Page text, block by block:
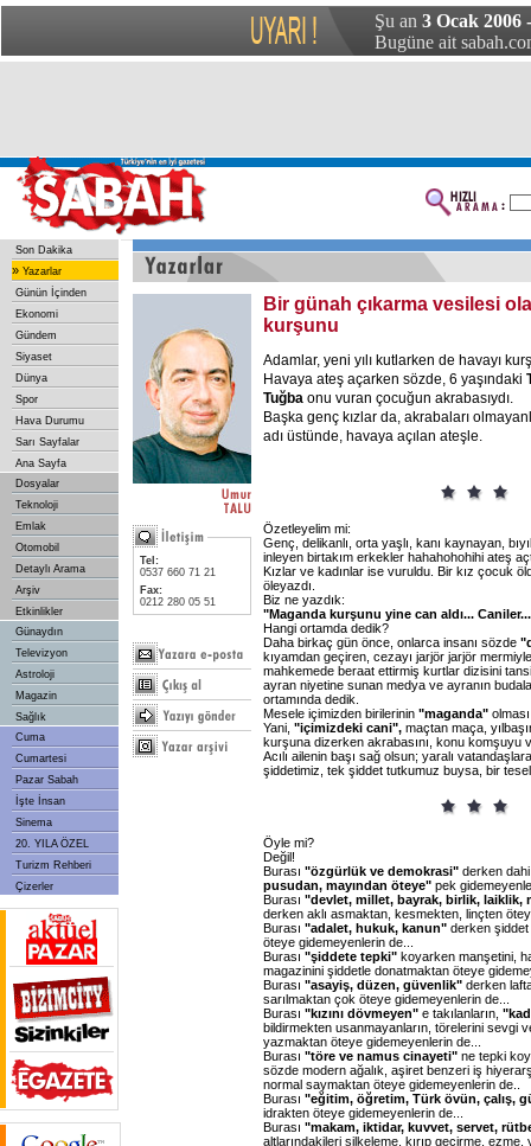
Şu an 3 Ocak 2006
Bugüne ait
Son Dakika
» Yazarlar
Günün İçinden
Ekonomi
Gündem
Siyaset
Dünya
Spor
Hava Durumu
Sarı Sayfalar
Ana Sayfa
Dosyalar
Teknoloji
Emlak
Otomobil
Detaylı Arama
Arşiv
Etkinlikler
Günaydın
Televizyon
Astroloji
Magazin
Sağlık
Cuma
Cumartesi
Pazar Sabah
İşte İnsan
Sinema
20. YILA ÖZEL
Turizm Rehberi
Çizerler
Tel:
0537 660 71 21
Fax:
0212 280 05 51
Bir günah çıkarma vesilesi
kurşunu
Adamlar, yeni yılı kutlarken de havayı
Havaya ateş açarken sözde, 6 yaşındaki
Tuğba onu vuran çocuğun akrabasıydı.
Başka genç kızlar da, akrabaları
adı üstünde, havaya açılan ateşle.
Özetleyelim mi:
Genç, delikanlı, orta yaşlı, kanı kaynayan,
inleyen birtakım erkekler hahahohohihi ateş
Kızlar ve kadınlar ise vuruldu. Bir kız çocuk
öleyazdı.
Biz ne yazdık:
"Maganda kurşunu yine can aldı...
Hangi ortamda dedik?
Daha birkaç gün önce, onlarca insanı sözde
kıyamdan geçiren, cezayı jarjör jarjör
mahkemede beraat ettirmiş kurtlar dizisini
ayran niyetine sunan medya ve ayranın
ortamında dedik.
Mesele içimizden birilerinin "maganda"
Yani, "içimizdeki cani", maçtan maça,
kurşuna dizerken akrabasını, konu komşuyu
Acılı ailenin başı sağ olsun; yaralı
şiddetimiz, tek şiddet tutkumuz buysa, bir
Öyle mi?
Değil!
Burası "özgürlük ve demokrasi" derken
pusudan, mayından öteye" pek
Burası "devlet, millet, bayrak, birlik, laiklik,
derken aklı asmaktan, kesmekten, linçten
Burası "adalet, hukuk, kanun" derken şiddet
öteye gidemeyenlerin de...
Burası "şiddete tepki" koyarken manşetini,
magazinini şiddetle donatmaktan öteye
Burası "asayiş, düzen, güvenlik" derken
sarılmaktan çok öteye gidemeyenlerin de...
Burası "kızını dövmeyen" e takılanların,
bildirmekten usanmayanların, törelerini sevgi
yazmaktan öteye gidemeyenlerin de...
Burası "töre ve namus cinayeti" ne tepki
sözde modern ağalık, aşiret benzeri iş
normal saymaktan öteye gidemeyenlerin de..
Burası "eğitim, öğretim, Türk övün, çalış,
idrakten öteye gidemeyenlerin de...
Burası "makam, iktidar, kuvvet, servet,
altlarındakileri silkeleme, kırıp geçirme, ezme,